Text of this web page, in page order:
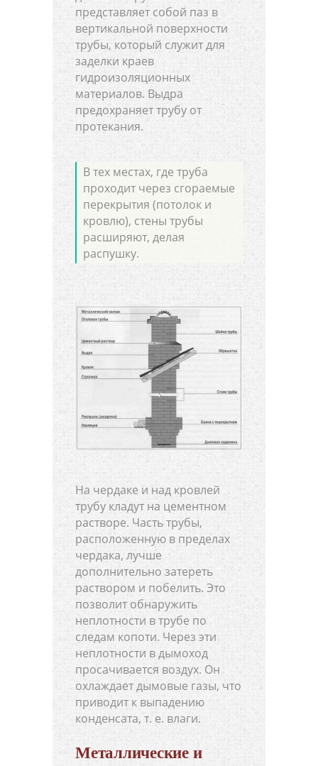
представляет собой паз в
вертикальной поверхности
трубы, который служит для
заделки краев
гидроизоляционных
материалов. Выдра
предохраняет трубу от
протекания.
В тех местах, где труба
проходит через сгораемые
перекрытия (потолок и
кровлю), стены трубы
расширяют, делая
распушку.
На чердаке и над кровлей
трубу кладут на цементном
растворе. Часть трубы,
расположенную в пределах
чердака, лучше
дополнительно затереть
раствором и побелить. Это
позволит обнаружить
неплотности в трубе по
следам копоти. Через эти
неплотности в дымоход
просачивается воздух. Он
охлаждает дымовые газы, что
приводит к выпадению
конденсата, т. е. влаги.
Металлические и